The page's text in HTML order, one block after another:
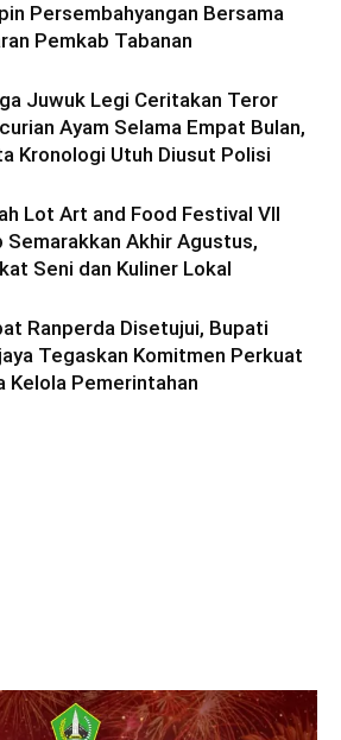
Persembahyangan Bersama
Pemkab Tabanan
Juwuk Legi Ceritakan Teror
Ayam Selama Empat Bulan,
Kronologi Utuh Diusut Polisi
Lot Art and Food Festival VII
Semarakkan Akhir Agustus,
Seni dan Kuliner Lokal
Ranperda Disetujui, Bupati
Tegaskan Komitmen Perkuat
Kelola Pemerintahan